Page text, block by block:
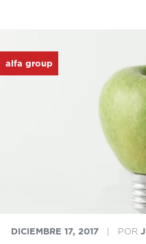
alfa group
DICIEMBRE 17, 2017 POR